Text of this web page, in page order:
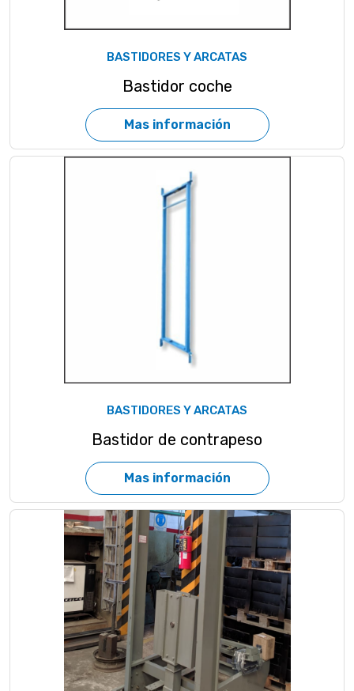
BASTIDORES Y ARCATAS
Bastidor coche
Mas información
BASTIDORES Y ARCATAS
Bastidor de contrapeso
Mas información